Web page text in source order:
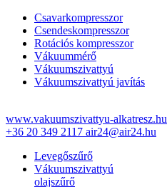
Csavarkompresszor
Csendeskompresszor
Rotációs kompresszor
Vákuummérő
Vákuumszivattyú
Vákuumszivattyú javítás
www.vakuumszivattyu-alkatresz.hu
+36 20 349 2117 air24@air24.hu
Levegőszűrő
Vákuumszivattyú
olajszűrő